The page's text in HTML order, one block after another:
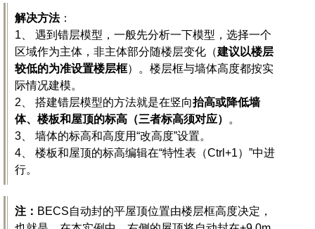
解决方法：
1、 遇到错层模型，一般先分析一下模型，选择一个
区域作为主体，非主体部分随楼层变化（建议以楼层
较低的为准设置楼层框）。楼层框与墙体高度都按实
际情况建模。
2、 搭建错层模型的方法就是在竖向抬高或降低墙
体、楼板和屋顶的标高（三者标高须对应）
。
3、 墙体的标高和高度用“改高度”设置。
4、 楼板和屋顶的标高编辑在“特性表（Ctrl+1）”中进
行。
注： BECS自动封的平屋顶位置由楼层框高度决定，